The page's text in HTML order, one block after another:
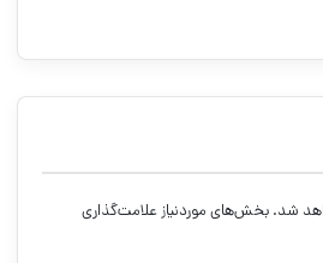
شد. بخش‌های موردنیاز علامت‌گذاری